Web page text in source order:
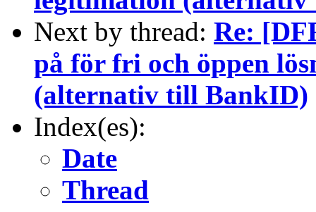
Next by thread: Re:
på för fri och öppen
(alternativ till BankID)
Index(es):
Date
Thread